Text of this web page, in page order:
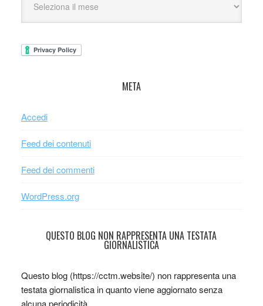
META
Accedi
Feed dei contenuti
Feed dei commenti
WordPress.org
QUESTO BLOG NON RAPPRESENTA UNA TESTATA
GIORNALISTICA
Questo blog (https://cctm.website/) non rappresenta una
testata giornalistica in quanto viene aggiornato senza
alcuna periodicità.